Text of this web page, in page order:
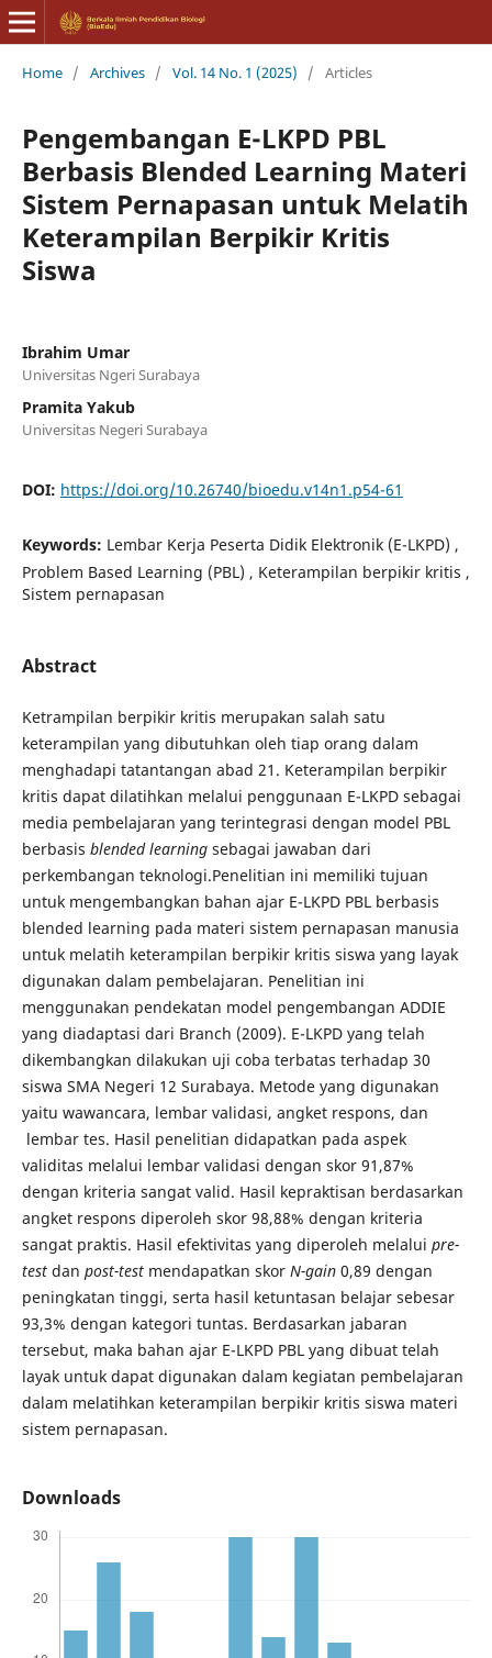
Home / Archives / Vol. 14 No. 1 (2025) / Articles
Pengembangan E-LKPD PBL
Berbasis Blended Learning Materi
Sistem Pernapasan untuk Melatih
Keterampilan Berpikir Kritis
Siswa
Ibrahim Umar
Universitas Ngeri Surabaya
Pramita Yakub
Universitas Negeri Surabaya
DOI: https://doi.org/10.26740/bioedu.v14n1.p54-61
Keywords: Lembar Kerja Peserta Didik Elektronik (E-LKPD) ,
Problem Based Learning (PBL) , Keterampilan berpikir kritis ,
Sistem pernapasan
Abstract
Ketrampilan berpikir kritis merupakan salah satu
keterampilan yang dibutuhkan oleh tiap orang dalam
menghadapi tatantangan abad 21. Keterampilan berpikir
kritis dapat dilatihkan melalui penggunaan E-LKPD sebagai
media pembelajaran yang terintegrasi dengan model PBL
berbasis blended learningsebagai jawaban dari
perkembangan teknologi.Penelitian ini memiliki tujuan
untuk mengembangkan bahan ajar E-LKPD PBL berbasis
blended learning pada materi sistem pernapasan manusia
untuk melatih keterampilan berpikir kritis siswa yang layak
digunakan dalam pembelajaran. Penelitian ini
menggunakan pendekatan model pengembangan ADDIE
yang diadaptasi dari Branch (2009). E-LKPD yang telah
dikembangkan dilakukan uji coba terbatas terhadap 30
siswa SMA Negeri 12 Surabaya. Metode yang digunakan
yaitu wawancara, lembar validasi, angket respons, dan
lembar tes. Hasil penelitian didapatkan pada aspek
validitas melalui lembar validasi dengan skor 91,87%
dengan kriteria sangat valid. Hasil kepraktisan berdasarkan
angket respons diperoleh skor 98,88% dengan kriteria
sangat praktis. Hasil efektivitas yang diperoleh melalui pre-
testdan post-testmendapatkan skor N-gain0,89 dengan
peningkatan tinggi, serta hasil ketuntasan belajar sebesar
93,3% dengan kategori tuntas. Berdasarkan jabaran
tersebut, maka bahan ajar E-LKPD PBL yang dibuat telah
layak untuk dapat digunakan dalam kegiatan pembelajaran
dalam melatihkan keterampilan berpikir kritis siswa materi
sistem pernapasan.
Downloads